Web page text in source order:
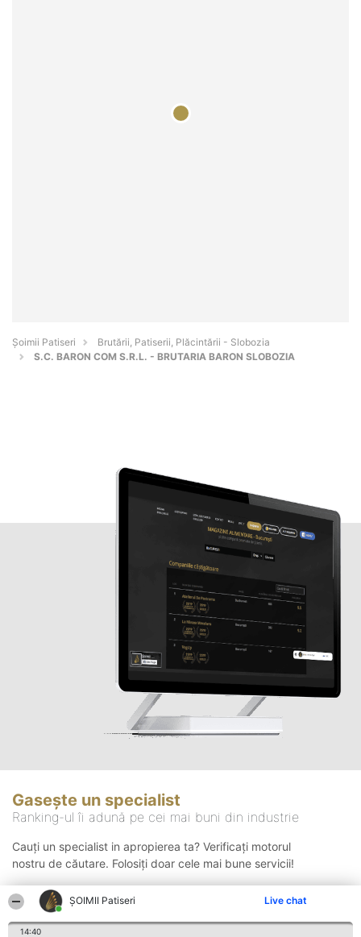
ȘOIMII Patiseri Live chat
14:40
Șoimii Patiseri
Brutării, Patiserii, Plăcintării - Slobozia
S.C. BARON COM S.R.L. - BRUTARIA BARON SLOBOZIA
Gasește un specialist
Ranking-ul îi adună pe cei mai buni din industrie
Cauți un specialist in apropierea ta? Verificați motorul
nostru de căutare. Folosiți doar cele mai bune servicii!